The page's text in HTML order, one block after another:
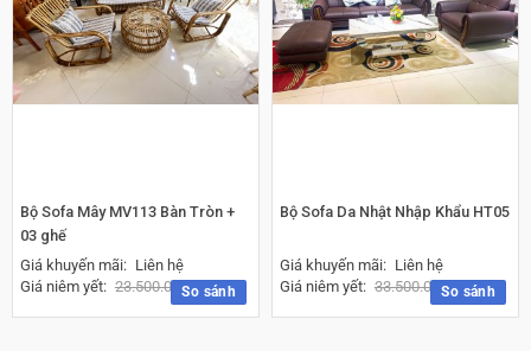
So sánh
Bộ Sofa Mây MV113 Bàn Tròn +
03 ghế
Giá khuyến mãi: Liên hệ
Giá niêm yết: 23.500.000₫ So sánh
Bộ Sofa Da Nhật Nhập Khẩu HT05
Giá khuyến mãi: Liên hệ
Giá niêm yết: 33.500.000₫